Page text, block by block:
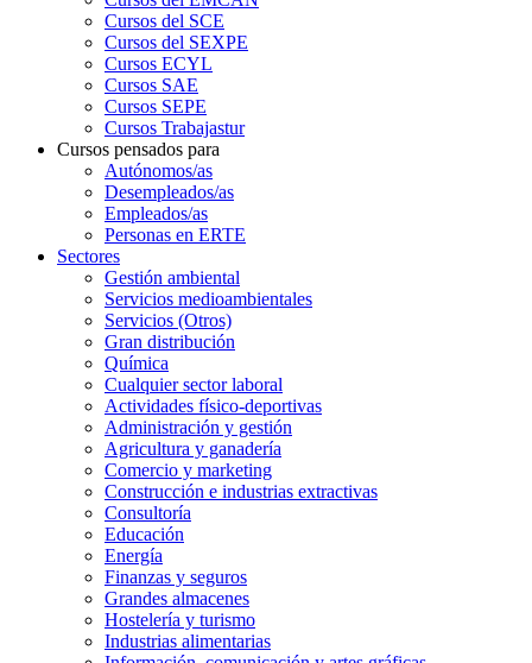
Cursos del SCE
Cursos del SEXPE
Cursos ECYL
Cursos SAE
Cursos SEPE
Cursos Trabajastur
Cursos pensados para
Autónomos/as
Desempleados/as
Empleados/as
Personas en ERTE
Sectores
Gestión ambiental
Servicios medioambientales
Servicios (Otros)
Gran distribución
Química
Cualquier sector laboral
Actividades físico-deportivas
Administración y gestión
Agricultura y ganadería
Comercio y marketing
Construcción e industrias extractivas
Consultoría
Educación
Energía
Finanzas y seguros
Grandes almacenes
Hostelería y turismo
Industrias alimentarias